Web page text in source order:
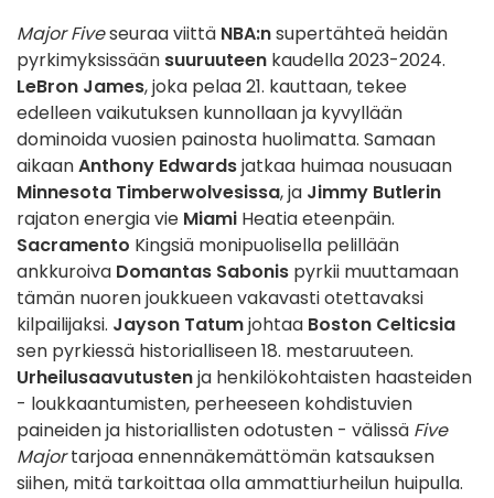
Major Fiveseuraa viittä NBA:nsupertähteä heidän
pyrkimyksissään suuruuteen kaudella 2023-2024.
LeBron James, joka pelaa 21. kauttaan, tekee
edelleen vaikutuksen kunnollaan ja kyvyllään
dominoida vuosien painosta huolimatta. Samaan
aikaanAnthony Edwardsjatkaa huimaa nousuaan
Minnesota Timberwolvesissa, ja Jimmy Butlerin
rajaton energia vie Miami Heatia eteenpäin.
Sacramento Kingsiä monipuolisella pelillään
ankkuroiva Domantas Sabonis pyrkii muuttamaan
tämän nuoren joukkueen vakavasti otettavaksi
kilpailijaksi. Jayson Tatumjohtaa Boston Celticsia
sen pyrkiessä historialliseen 18. mestaruuteen.
Urheilusaavutustenja henkilökohtaisten haasteiden
- loukkaantumisten, perheeseen kohdistuvien
paineiden ja historiallisten odotusten - välissä Five
Majortarjoaa ennennäkemättömän katsauksen
siihen, mitä tarkoittaa olla ammattiurheilun huipulla.